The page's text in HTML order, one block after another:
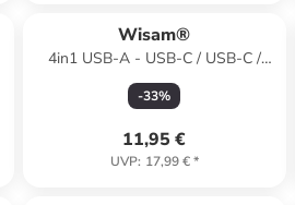
Wisam®
4in1 USB-A - USB-C / USB-C /
Lightning / Micro-USB-Kabel 1,2m
schwarz
-33%
11,95 €
UVP: 17,99 €*